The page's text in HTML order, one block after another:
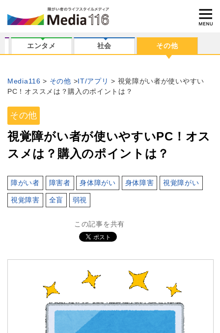
エンタメ 社会 その他
Media116 その他 IT/アプリ
視覚障がい者が使いやすい
PC！オススメは？購入のポイントは？
その他
視覚障がい者が使いやすいPC！オス
スメは？購入のポイントは？
障がい者 障害者 身体障がい 身体障害 視覚障がい
視覚障害 全盲 弱視
この記事を共有